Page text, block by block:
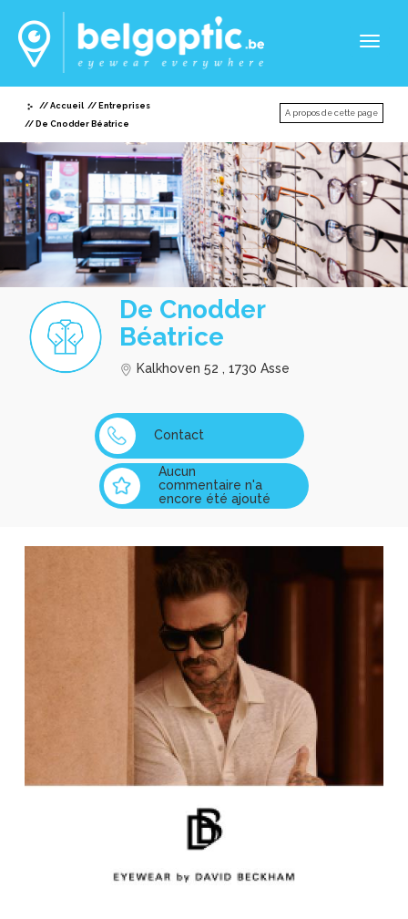
Accueil
Entreprises
De Cnodder Béatrice
A propos de cette page
De Cnodder
Béatrice
Kalkhoven 52 , 1730 Asse
Contact
Aucun
commentaire n'a
encore été ajouté